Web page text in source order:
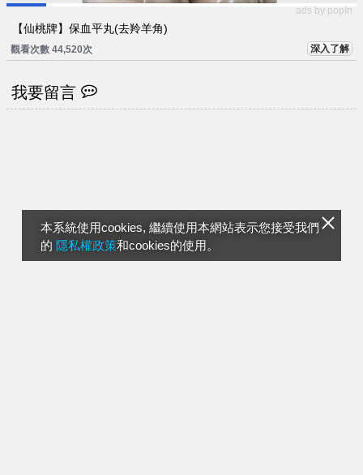
本系統使用cookies, 繼續使用本網站表示您接受我們
的 隱私權政策和cookies的使用。
ads by popIn
【仙桃牌】保血平丸(去羚羊角)
觀看次數 44,520次 深入了解
我要留言